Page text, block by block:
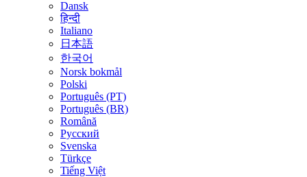
Dansk
हिन्दी
Italiano
日本語
한국어
Norsk bokmål
Polski
Português (PT)
Português (BR)
Română
Русский
Svenska
Türkçe
Tiếng Việt